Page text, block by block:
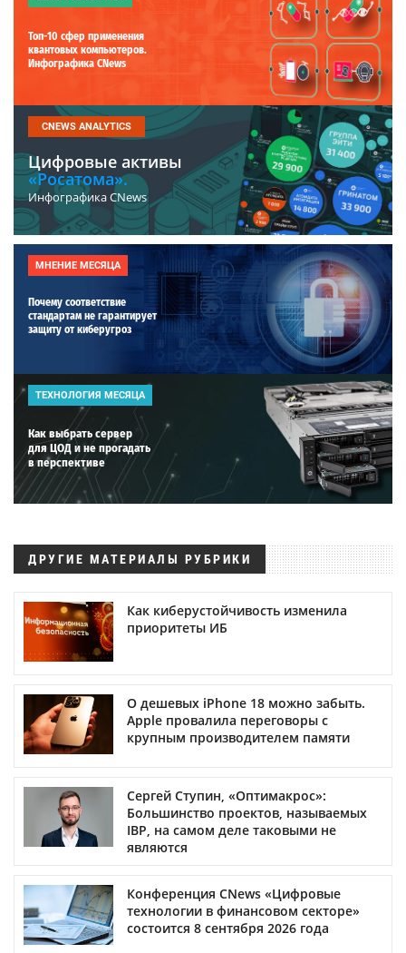
Топ-10 сфер применения
квантовых компьютеров.
Инфографика CNews
CNEWS ANALYTICS
Цифровые активы
«Росатома».
Инфографика CNews
МНЕНИЕ МЕСЯЦА
Почему соответствие
стандартам не гарантирует
защиту от киберугроз
ТЕХНОЛОГИЯ МЕСЯЦА
Как выбрать сервер
для ЦОД и не прогадать
в перспективе
ДРУГИЕ МАТЕРИАЛЫ РУБРИКИ
Как киберустойчивость изменила
приоритеты ИБ
О дешевых iPhone 18 можно забыть.
Apple провалила переговоры с
крупным производителем памяти
Сергей Ступин, «Оптимакрос»:
Большинство проектов, называемых
IBP, на самом деле таковыми не
являются
Конференция CNews «Цифровые
технологии в финансовом секторе»
состоится 8 сентября 2026 года